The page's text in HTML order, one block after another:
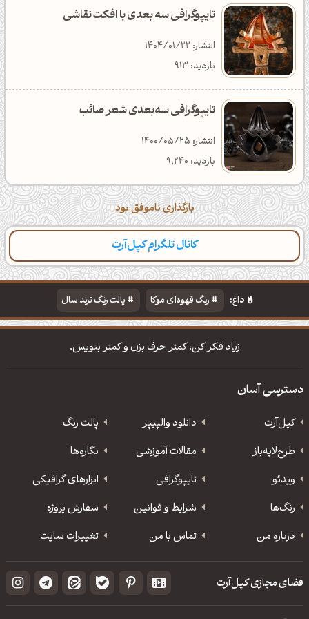
تایپوگرافی سه بعدی با افکت نقاشی
انتشار: 1404/01/22
بازدید: 913
تایپوگرافی سه‌بعدی شعر صائب
انتشار: 1400/05/25
بازدید: 9,240
بارگذاری ناموفق بود
کانال تلگرام کپل‌آرت
داغ: رنگ قهوه‌ای موکا
پالت رنگ ترند سال
دانلود والپیپر مذهبی
تایپوگرافی شعر مولانا
زیاد فکر کن، کمتر حرف بزن و کمتر بنویس.
دسترسی آسان
کپل‌آرت دانلود‌ والپیپر
پالت رنگ
طرح‌لایه‌باز
مقالات آموزشی
نگاره‌ها
ویدئو
‌تایپوگرافی
ابزارهای گرافیکی
رنگ‌ها
شرایط و قوانین
سفارش پروژه
درباره من
تماس با من تغییرات سایت
فضای مجازی کپل‌آرت